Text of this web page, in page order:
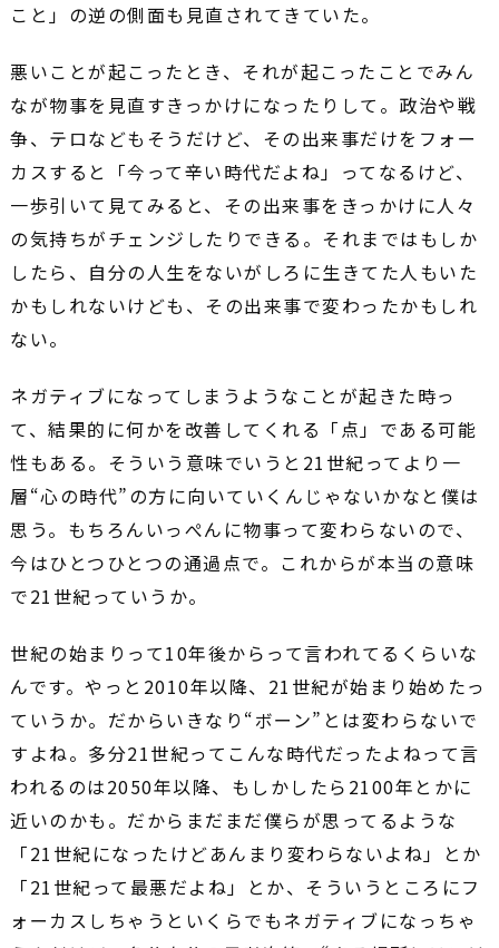
こと」の逆の側面も見直されてきていた。
悪いことが起こったとき、それが起こったことでみん
なが物事を見直すきっかけになったりして。政治や戦
争、テロなどもそうだけど、その出来事だけをフォー
カスすると「今って辛い時代だよね」ってなるけど、
一歩引いて見てみると、その出来事をきっかけに人々
の気持ちがチェンジしたりできる。それまではもしか
したら、自分の人生をないがしろに生きてた人もいた
かもしれないけども、その出来事で変わったかもしれ
ない。
ネガティブになってしまうようなことが起きた時っ
て、結果的に何かを改善してくれる「点」である可能
性もある。そういう意味でいうと21世紀ってより一
層“心の時代”の方に向いていくんじゃないかなと僕は
思う。もちろんいっぺんに物事って変わらないので、
今はひとつひとつの通過点で。これからが本当の意味
で21世紀っていうか。
世紀の始まりって10年後からって言われてるくらいな
んです。やっと2010年以降、21世紀が始まり始めたっ
ていうか。だからいきなり“ボーン”とは変わらないで
すよね。多分21世紀ってこんな時代だったよねって言
われるのは2050年以降、もしかしたら2100年とかに
近いのかも。だからまだまだ僕らが思ってるような
「21世紀になったけどあんまり変わらないよね」とか
「21世紀って最悪だよね」とか、そういうところにフ
ォーカスしちゃうといくらでもネガティブになっちゃ